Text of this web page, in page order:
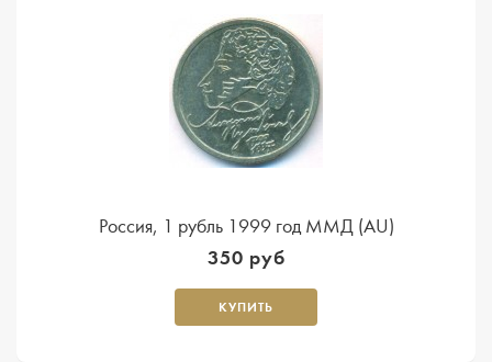
Россия, 1 рубль 1999 год ММД (AU)
350 руб
КУПИТЬ